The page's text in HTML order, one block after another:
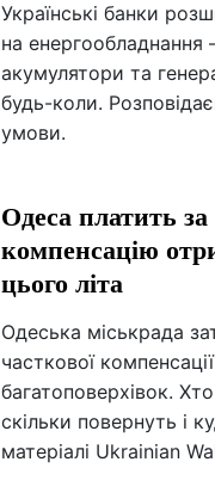
Українські банки
на енергообладнання
акумулятори та
будь-коли.
умови.
Одеса платить
компенсацію
цього літа
Одеська міськрада
часткової
багатоповерхівок.
скільки повернуть і
матеріалі Ukrainian